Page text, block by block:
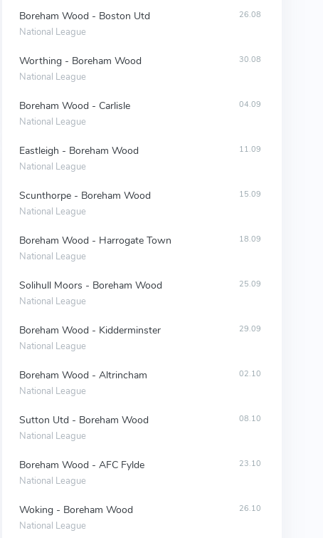
Boreham Wood - Boston Utd
National League
26.08
Worthing - Boreham Wood
National League
30.08
Boreham Wood - Carlisle
National League
04.09
Eastleigh - Boreham Wood
National League
11.09
Scunthorpe - Boreham Wood
National League
15.09
Boreham Wood - Harrogate Town
National League
18.09
Solihull Moors - Boreham Wood
National League
25.09
Boreham Wood - Kidderminster
National League
29.09
Boreham Wood - Altrincham
National League
02.10
Sutton Utd - Boreham Wood
National League
08.10
Boreham Wood - AFC Fylde
National League
23.10
Woking - Boreham Wood
National League
26.10